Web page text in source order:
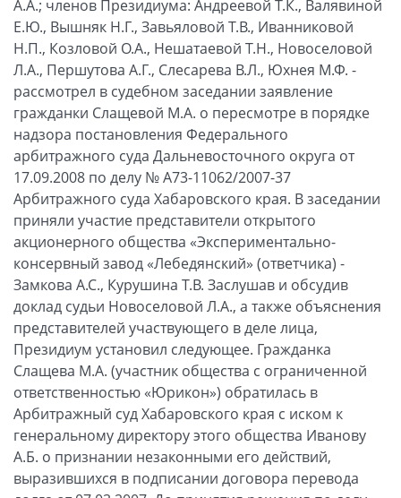
А.А.; членов Президиума: Андреевой Т.К., Валявиной
Е.Ю., Вышняк Н.Г., Завьяловой Т.В., Иванниковой
Н.П., Козловой О.А., Нешатаевой Т.Н., Новоселовой
Л.А., Першутова А.Г., Слесарева В.Л., Юхнея М.Ф. -
рассмотрел в судебном заседании заявление
гражданки Слащевой М.А. о пересмотре в порядке
надзора постановления Федерального
арбитражного суда Дальневосточного округа от
17.09.2008 по делу № А73-11062/2007-37
Арбитражного суда Хабаровского края. В заседании
приняли участие представители открытого
акционерного общества «Экспериментально-
консервный завод «Лебедянский» (ответчика) -
Замкова А.С., Курушина Т.В. Заслушав и обсудив
доклад судьи Новоселовой Л.А., а также объяснения
представителей участвующего в деле лица,
Президиум установил следующее. Гражданка
Слащева М.А. (участник общества с ограниченной
ответственностью «Юрикон») обратилась в
Арбитражный суд Хабаровского края с иском к
генеральному директору этого общества Иванову
А.Б. о признании незаконными его действий,
выразившихся в подписании договора перевода